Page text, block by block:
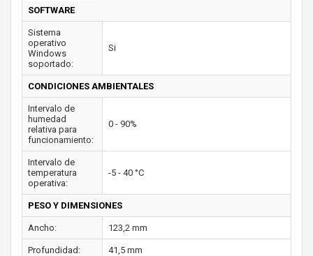
SOFTWARE
Sistema
operativo
Windows
soportado:
Si
CONDICIONES AMBIENTALES
Intervalo de
humedad
relativa para
funcionamiento:
0 - 90%
Intervalo de
temperatura
operativa:
-5 - 40 °C
PESO Y DIMENSIONES
Ancho: 123,2 mm
Profundidad: 41,5 mm